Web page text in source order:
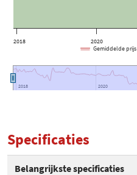
2018 2020
2018
2018 2020
2020
Gemiddelde prijs
Specificaties
Belangrijkste specificaties